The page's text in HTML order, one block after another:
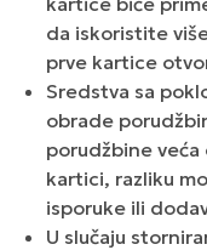
da iskoristite
prve kartice
Sredstva sa
obrade
porudžbine
kartici, razliku
isporuke ili
U slučaju